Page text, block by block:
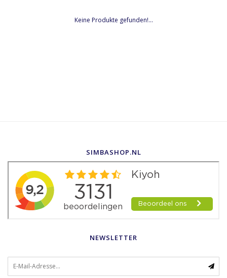
Keine Produkte gefunden!...
SIMBASHOP.NL
NEWSLETTER